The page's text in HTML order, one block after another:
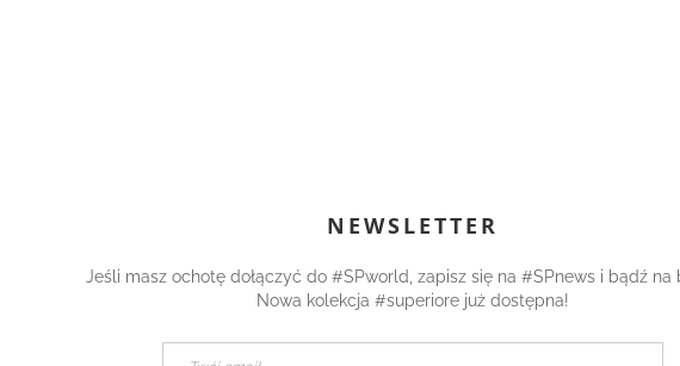
NEWSLETTER
Jeśli masz ochotę dołączyć do #SPworld, zapisz się na #SPnews i bądź na
Nowa kolekcja #superiore już dostępna!